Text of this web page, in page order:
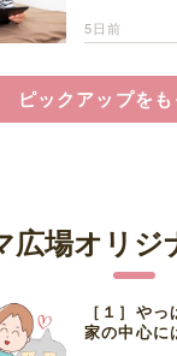
5日前
ピックアップを
広場オリジ
［１］や
家の中心に